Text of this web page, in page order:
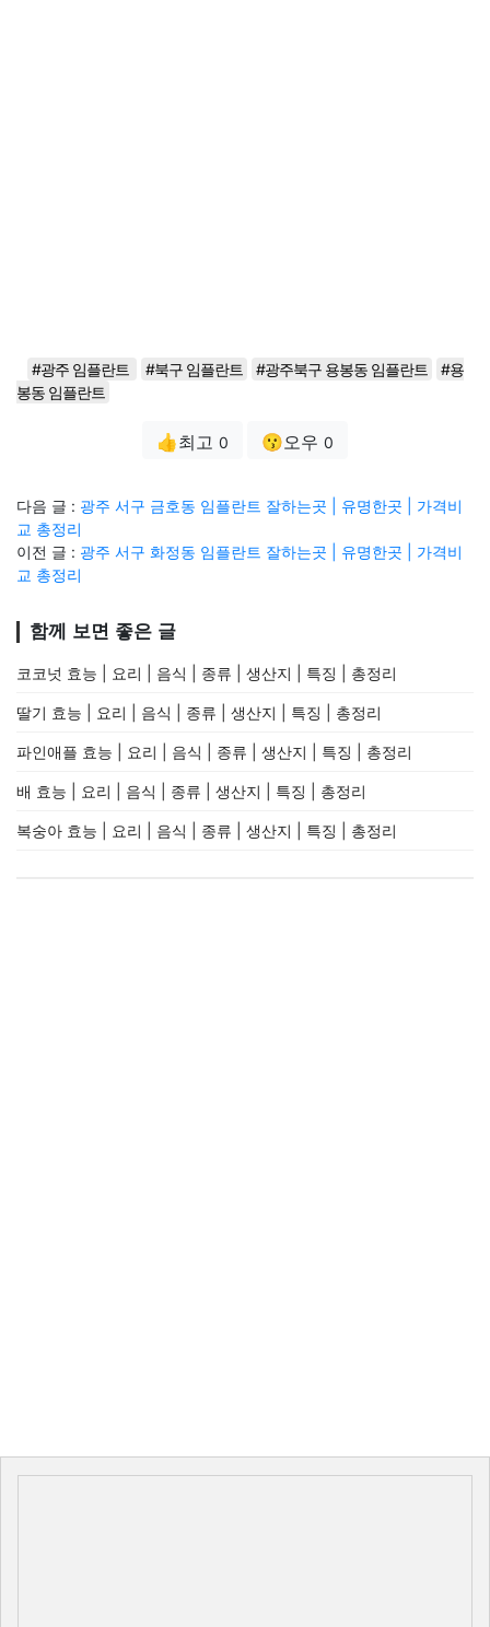
#광주 임플란트 #북구 임플란트 #광주북구 용봉동 임플란트
#용
봉동 임플란트
👍최고 0 😗오우 0
다음 글 : 광주 서구 금호동 임플란트 잘하는곳 | 유명한곳 | 가격비
교 총정리
이전 글 : 광주 서구 화정동 임플란트 잘하는곳 | 유명한곳 | 가격비
교 총정리
함께 보면 좋은 글
코코넛 효능 | 요리 | 음식 | 종류 | 생산지 | 특징 | 총정리
딸기 효능 | 요리 | 음식 | 종류 | 생산지 | 특징 | 총정리
파인애플 효능 | 요리 | 음식 | 종류 | 생산지 | 특징 | 총정리
배 효능 | 요리 | 음식 | 종류 | 생산지 | 특징 | 총정리
복숭아 효능 | 요리 | 음식 | 종류 | 생산지 | 특징 | 총정리